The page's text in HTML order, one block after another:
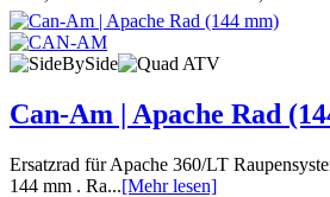
Can-Am | Apache Rad
Ersatzrad für Apache 360/LT
144 mm . Ra...[Mehr lesen]